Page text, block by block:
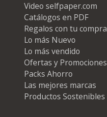
Video selfpaper.com
Catálogos en PDF
Regalos con tu compra
Lo más Nuevo
Lo más vendido
Ofertas y Promociones
Packs Ahorro
Las mejores marcas
Productos Sostenibles